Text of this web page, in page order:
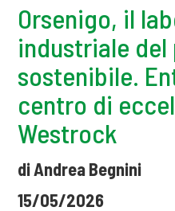
Orsenigo, il
industriale
sostenibile.
centro di
Westrock
di Andrea Begnini
15/05/2026